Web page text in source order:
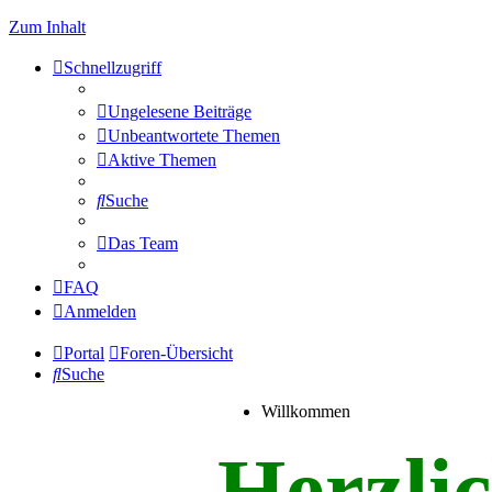
Zum Inhalt
Schnellzugriff
Ungelesene Beiträge
Unbeantwortete Themen
Aktive Themen
Suche
Das Team
FAQ
Anmelden
Portal
Foren-Übersicht
Suche
Willkommen